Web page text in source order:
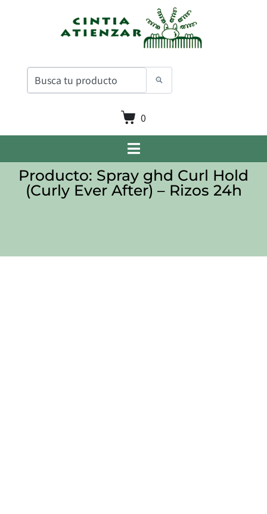
0
Producto: Spray ghd Curl Hold
(Curly Ever After) – Rizos 24h